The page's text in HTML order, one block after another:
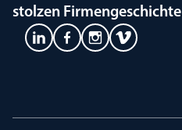
stolzen Firmengeschichte